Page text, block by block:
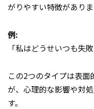
がりやすい特徴がありま
例:
「私はどうせいつも失
この2つのタイプは表
が、心理的な影響や対
す。